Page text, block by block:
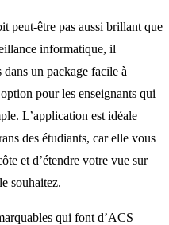
peut-être pas aussi brillant que
informatique, il
dans un package facile à
pour les enseignants qui
L’application est idéale
des étudiants, car elle vous
et d’étendre votre vue sur
souhaitez.
qui font d’ACS